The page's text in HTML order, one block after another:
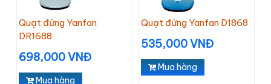
Quạt đứng Yanfan
DR1688
698,000 VNĐ
Mua hàng
Quạt đứng Yanfan D1868
535,000 VNĐ
Mua hàng